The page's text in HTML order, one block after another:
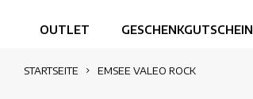
OUTLET GESCHENKGUTSCHEIN
STARTSEITE EMSEE VALEO ROCK